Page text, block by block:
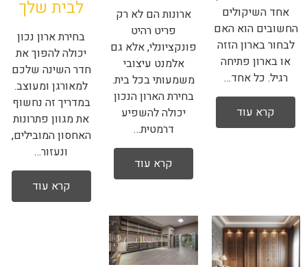
אחד השיקולים
החשובים הוא האם
לבחור בארון הזזה
או בארון פתיחה
רגיל. כל אחד…
קרא עוד
ארונות הם לא רק
פריט רהיט
פונקציונלי, אלא גם
אלמנט עיצובי
משמעותי בכל בית.
בחירת הארון הנכון
יכולה להשפיע
דרמטית…
קרא עוד
לבית שלך
בחירת ארון נכון
יכולה להפוך את
חדר השינה שלכם
למאורגן ומעוצב.
במדריך זה נחשוף
את מגוון פתרונות
האחסון המובילים,
ונעזור…
קרא עוד